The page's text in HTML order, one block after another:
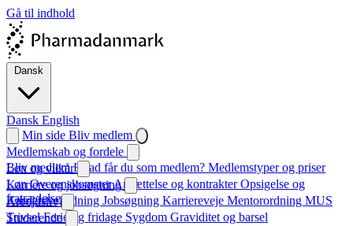
Gå til indhold
Dansk
Dansk English
Min side Bliv medlem
Medlemskab og fordele
Bliv medlemHvad får du som medlem? Medlemstyper og priser
Løn og vilkår
LønOverenskomsterAnsættelse og kontrakterOpsigelse og
fratrædelse
Karriere og jobsøgning
Karrierevejledning Jobsøgning Karriereveje Mentorordning MUS
Arbejdsliv
TrivselFerie og fridage Sygdom Graviditet og barsel
Studerende